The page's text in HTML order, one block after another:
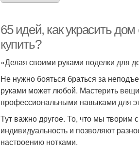
65 идей, как украсить
купить?
«Делая своими руками поделки для
Не нужно бояться браться за
руками может любой. Мастерить
профессиональными навыками для
Тут важно другое. То, что мы творим
индивидуальность и позволяют
настроению нотками.